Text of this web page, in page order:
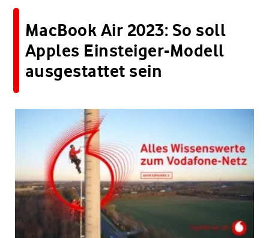
MacBook Air 2023: So soll
Apples Einsteiger-Modell
ausgestattet sein